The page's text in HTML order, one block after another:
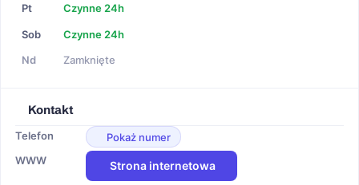
Pt Czynne 24h
Sob Czynne 24h
Nd Zamknięte
Kontakt
Telefon
Pokaż numer
WWW
Strona internetowa